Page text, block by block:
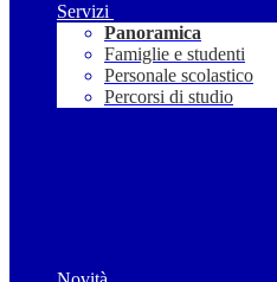
Servizi
Panoramica
Famiglie e studenti
Personale scolastico
Percorsi di studio